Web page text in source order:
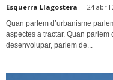
Esquerra Llagostera - 24 abril
Quan parlem d’urbanisme
aspectes a tractar. Quan parlem
desenvolupar, parlem de...